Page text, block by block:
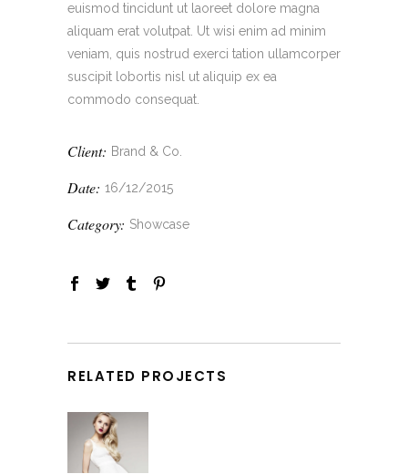
euismod tincidunt ut laoreet dolore magna
aliquam erat volutpat. Ut wisi enim ad minim
veniam, quis nostrud exerci tation ullamcorper
suscipit lobortis nisl ut aliquip ex ea
commodo consequat.
Client: Brand & Co.
Date: 16/12/2015
Category: Showcase
RELATED PROJECTS